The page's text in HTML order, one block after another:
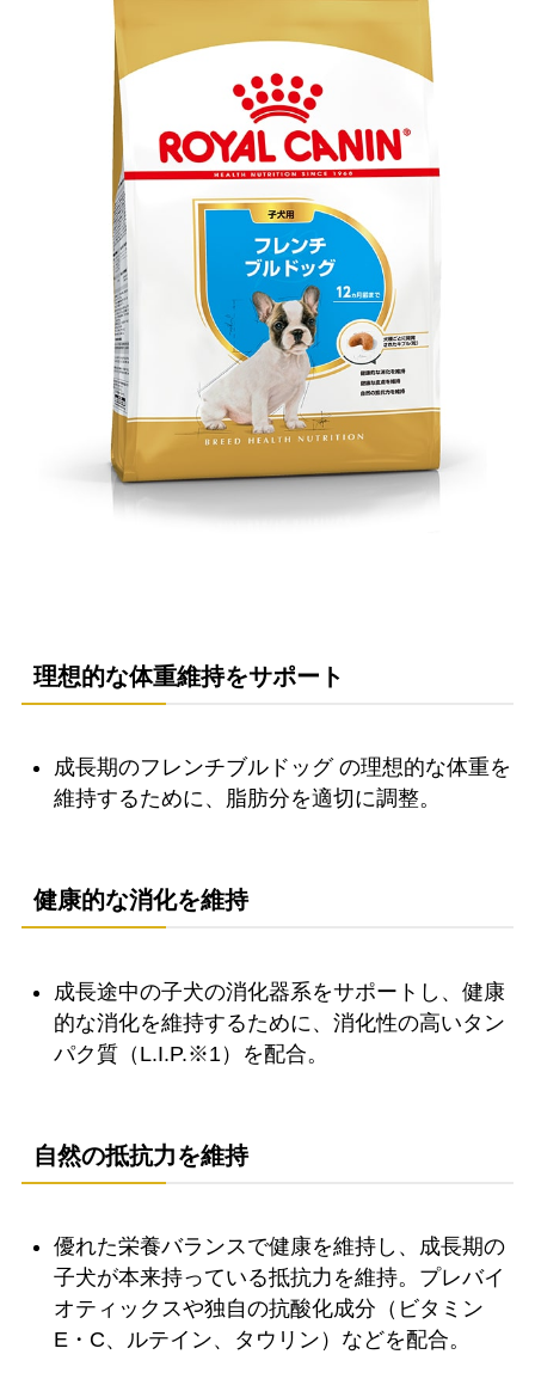
理想的な体重維持をサポート
成長期のフレンチブルドッグ の理想的な体重を
維持するために、脂肪分を適切に調整。
健康的な消化を維持
成長途中の子犬の消化器系をサポートし、健康
的な消化を維持するために、消化性の高いタン
パク質（L.I.P.※1）を配合。
自然の抵抗力を維持
優れた栄養バランスで健康を維持し、成長期の
子犬が本来持っている抵抗力を維持。プレバイ
オティックスや独自の抗酸化成分（ビタミン
E・C、ルテイン、タウリン）などを配合。